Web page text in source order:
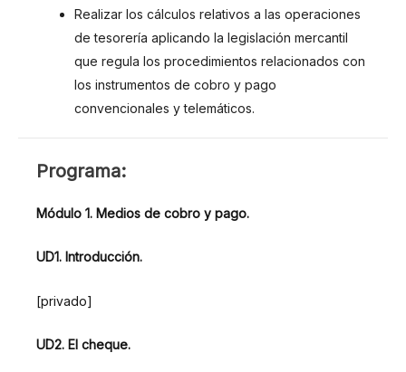
Realizar los cálculos relativos a las operaciones
de tesorería aplicando la legislación mercantil
que regula los procedimientos relacionados con
los instrumentos de cobro y pago
convencionales y telemáticos.
Programa:
Módulo 1. Medios de cobro y pago.
UD1. Introducción.
[privado]
UD2. El cheque.